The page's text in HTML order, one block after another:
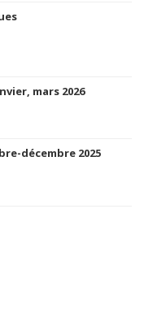
mars 2026
décembre 2025